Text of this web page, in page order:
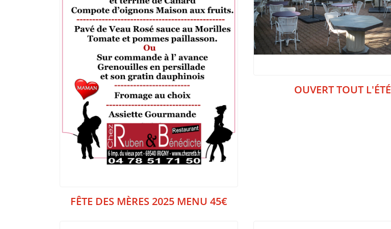
FÊTE DES MÈRES 2025 MENU 45€
OUVERT TOUT L'ÉTÉ